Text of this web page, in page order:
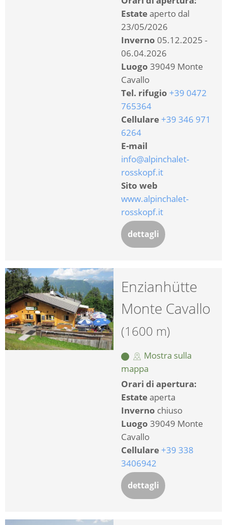
Estateaperto dal
23/05/2026
Inverno 05.12.2025 -
06.04.2026
Luogo 39049 Monte
Cavallo
Tel. rifugio +39 0472
765364
Cellulare +39 346 971
6264
E-mail
info@alpinchalet-
rosskopf.it
Sito web
www.alpinchalet-
rosskopf.it
dettagli
Enzianhütte
Monte Cavallo
(1600 m)
Mostra sulla
mappa
Orari di apertura:
Estateaperta
Inverno chiuso
Luogo 39049 Monte
Cavallo
Cellulare +39 338
3406942
dettagli